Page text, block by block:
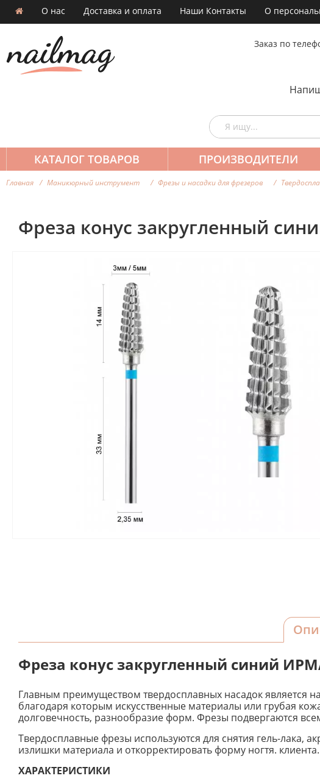
О нас Доставка и оплата Наши Контакты О
Заказ по
КАТАЛОГ ТОВАРОВ ПРОИЗВОДИТЕЛИ
Главная Маникюрный инструмент Фрезы и насадки для фрезеров
Фреза конус закругленный
Фреза конус закругленный синий
Главным преимуществом твердосплавных насадок является
благодаря которым искусственные материалы или грубая
долговечность, разнообразие форм. Фрезы подвергаются
Твердосплавные фрезы используются для снятия гель-лака,
излишки материала и откорректировать форму ногтя. клиента.
ХАРАКТЕРИСТИКИ